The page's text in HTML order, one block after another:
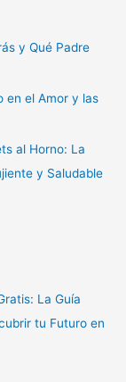
y Qué Padre
en el Amor y las
al Horno: La
y Saludable
La Guía
tu Futuro en